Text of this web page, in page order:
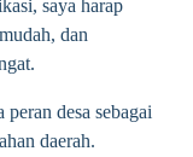
saya harap
dan
desa sebagai
daerah.